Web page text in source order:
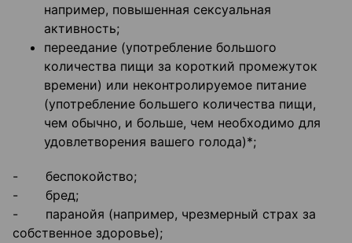
например, повышенная сексуальная
активность;
переедание (употребление большого
количества пищи за короткий промежуток
времени) или неконтролируемое питание
(употребление большего количества пищи,
чем обычно, и больше, чем необходимо для
удовлетворения вашего голода)*;
- беспокойство;
- бред;
- паранойя (например, чрезмерный страх за
собственное здоровье);